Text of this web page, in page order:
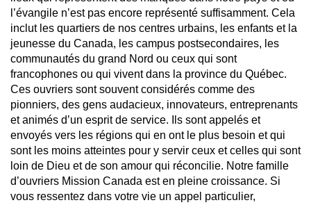
l’évangile n’est pas encore représenté suffisamment. Cela
inclut les quartiers de nos centres urbains, les enfants et la
jeunesse du Canada, les campus postsecondaires, les
communautés du grand Nord ou ceux qui sont
francophones ou qui vivent dans la province du Québec.
Ces ouvriers sont souvent considérés comme des
pionniers, des gens audacieux, innovateurs, entreprenants
et animés d’un esprit de service. Ils sont appelés et
envoyés vers les régions qui en ont le plus besoin et qui
sont les moins atteintes pour y servir ceux et celles qui sont
loin de Dieu et de son amour qui réconcilie. Notre famille
d’ouvriers Mission Canada est en pleine croissance. Si
vous ressentez dans votre vie un appel particulier,